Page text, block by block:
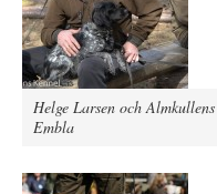
Helge Larsen och Almkullens
Embla